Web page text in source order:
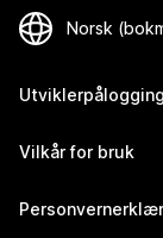
Utviklerpålogging
Vilkår for bruk